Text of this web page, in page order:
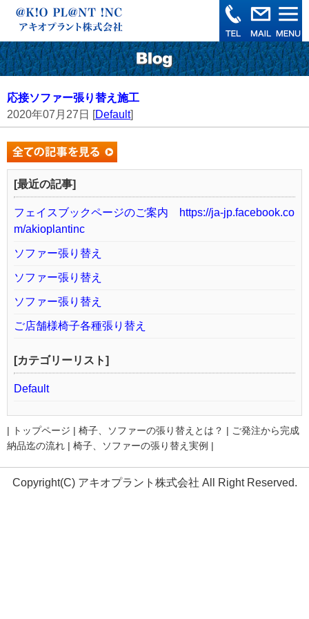
応接ソファー張り替え施工
2020年07月27日 [Default]
[最近の記事]
フェイスブックページのご案内 https://ja-jp.facebook.co
m/akioplantinc
ソファー張り替え
ソファー張り替え
ソファー張り替え
ご店舗様椅子各種張り替え
[カテゴリーリスト]
Default
| トップページ | 椅子、ソファーの張り替えとは？ | ご発注から完成
納品迄の流れ | 椅子、ソファーの張り替え実例 |
Copyright(C) アキオプラント株式会社 All Right Reserved.